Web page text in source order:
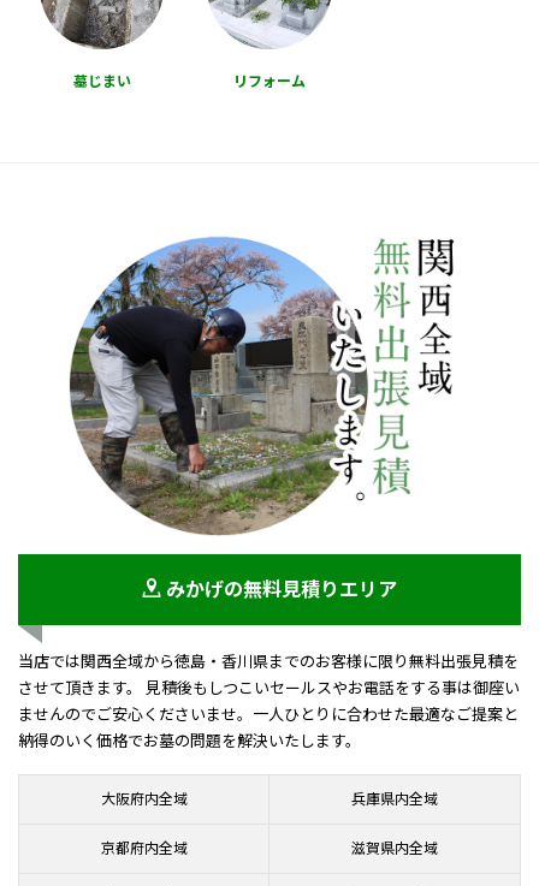
墓じまい リフォーム
みかげの無料見積りエリア
当店では関西全域から徳島・香川県までのお客様に限り無料出張見積を
させて頂きます。 見積後もしつこいセールスやお電話をする事は御座い
ませんのでご安心くださいませ。一人ひとりに合わせた最適なご提案と
納得のいく価格でお墓の問題を解決いたします。
大阪府内全域 兵庫県内全域
京都府内全域 滋賀県内全域